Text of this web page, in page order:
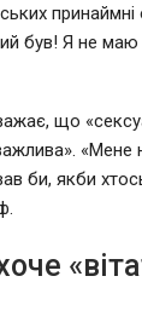
принаймні
був! Я не маю
що
«Мене
би, якби